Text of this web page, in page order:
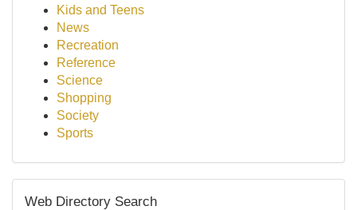
Kids and Teens
News
Recreation
Reference
Science
Shopping
Society
Sports
Web Directory Search